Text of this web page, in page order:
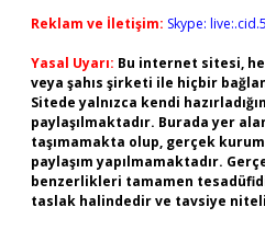
Reklam ve İletişim: Skype:
Yasal Uyarı: Bu internet sitesi,
veya şahıs şirketi ile hiçbir
Sitede yalnızca kendi
paylaşılmaktadır. Burada yer
taşımamakta olup, gerçek
paylaşım yapılmamaktadır.
benzerlikleri tamamen
taslak halindedir ve tavsiye